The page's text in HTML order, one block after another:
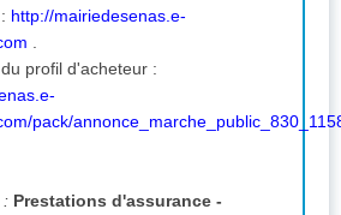
http://mairiedesenas.e-
profil d'acheteur :
pack/
: Prestations d'assurance -